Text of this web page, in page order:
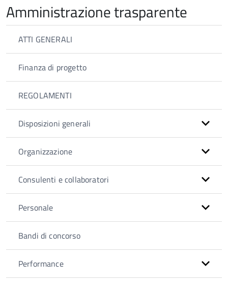
Amministrazione trasparente
ATTI GENERALI
Finanza di progetto
REGOLAMENTI
Disposizioni generali
Organizzazione
Consulenti e collaboratori
Personale
Bandi di concorso
Performance